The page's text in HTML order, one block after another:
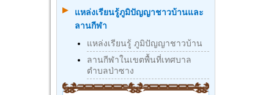
แหล่งเรียนรู้ภูมิปัญญาชาวบ้านและ
ลานกีฬา
แหล่งเรียนรู้ ภูมิปัญญาชาวบ้าน
ลานกีฬาในเขตพื้นที่เทศบาล
ตำบลป่าซาง